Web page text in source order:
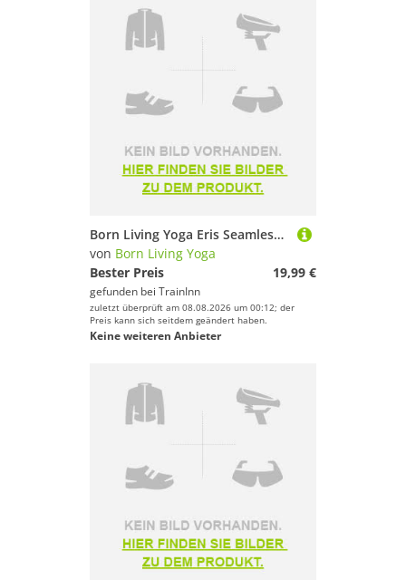
Born Living Yoga Eris Seamless Sports Top Grau L Frau
von Born Living Yoga
Bester Preis
19,99 €
gefunden bei TrainInn
zuletzt überprüft am 08.08.2026 um 00:12; der
Preis kann sich seitdem geändert haben.
Keine weiteren Anbieter